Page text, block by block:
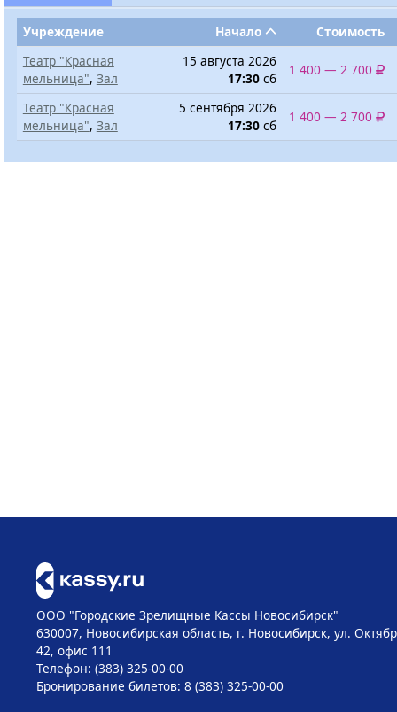
Учреждение Начало
Стоимость
Театр "Красная
мельница", Зал
15 августа 2026
17:30 сб
1 400 — 2 700
Театр "Красная
мельница", Зал
5 сентября 2026
17:30 сб
1 400 — 2 700
ООО "Городские Зрелищные Кассы Новосибирск"
630007, Новосибирская область, г. Новосибирск, ул.
42, офис 111
Телефон: (383) 325-00-00
Бронирование билетов: 8 (383) 325-00-00